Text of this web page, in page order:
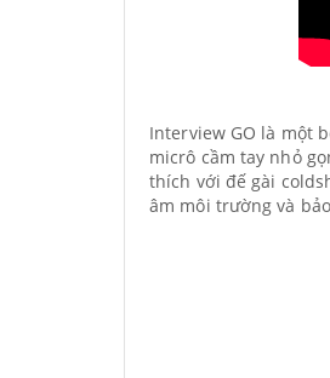
Interview GO là một
micrô cầm tay nhỏ
thích với đế gài
âm môi trường và